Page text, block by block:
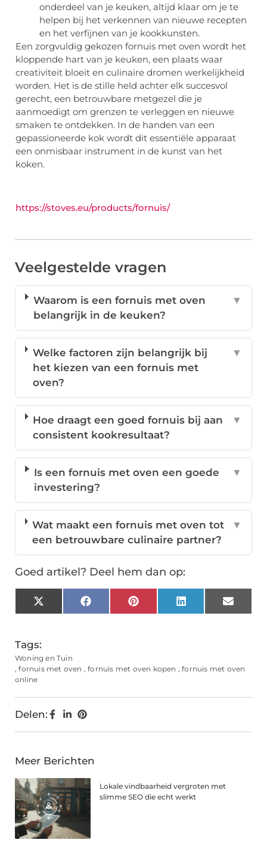
onderdeel van je keuken, altijd klaar om je te
helpen bij het verkennen van nieuwe recepten
en het verfijnen van je kookkunsten.
Een zorgvuldig gekozen fornuis met oven wordt het
kloppende hart van je keuken, een plaats waar
creativiteit bloeit en culinaire dromen werkelijkheid
worden. Het is de stille held achter elk succesvol
gerecht, een betrouwbare metgezel die je
aanmoedigt om grenzen te verleggen en nieuwe
smaken te ontdekken. In de handen van een
gepassioneerde kok wordt dit essentiële apparaat
een onmisbaar instrument in de kunst van het
koken.
https://stoves.eu/products/fornuis/
Veelgestelde vragen
Waarom is een fornuis met oven
belangrijk in de keuken?
▼
Welke factoren zijn belangrijk bij
het kiezen van een fornuis met
oven?
▼
Hoe draagt een goed fornuis bij aan
consistent kookresultaat?
▼
Is een fornuis met oven een goede
investering?
▼
Wat maakt een fornuis met oven tot
een betrouwbare culinaire partner?
▼
Goed artikel? Deel hem dan op:
X
(Twitter)
FacebookPinterestLinkedInEmail
Tags:
Woning en Tuin
,fornuis met oven ,fornuis met oven kopen ,fornuis met oven
online
Delen:
Meer Berichten
Lokale vindbaarheid vergroten met
slimme SEO die echt werkt